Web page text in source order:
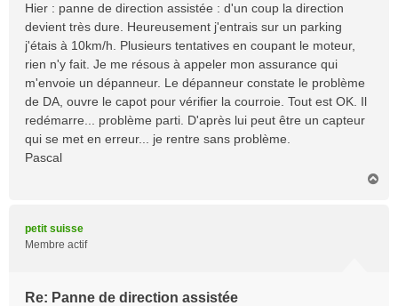
Hier : panne de direction assistée : d'un coup la direction
devient très dure. Heureusement j'entrais sur un parking
j'étais à 10km/h. Plusieurs tentatives en coupant le moteur,
rien n'y fait. Je me résous à appeler mon assurance qui
m'envoie un dépanneur. Le dépanneur constate le problème
de DA, ouvre le capot pour vérifier la courroie. Tout est OK. Il
redémarre... problème parti. D'après lui peut être un capteur
qui se met en erreur... je rentre sans problème.
Pascal
petit suisse
Membre actif
Re: Panne de direction assistée